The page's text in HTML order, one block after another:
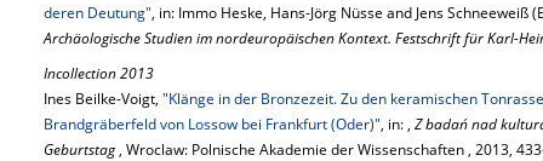
deren Deutung", in: Immo Heske, Hans-Jörg Nüsse and Jens Schneeweiß
Archäologische Studien im nordeuropäischen Kontext. Festschrift für Karl-
Incollection 2013
Ines Beilke-Voigt, "Klänge in der Bronzezeit. Zu den keramischen
Brandgräberfeld von Lossow bei Frankfurt (Oder)", in: , Z badań nad
Geburtstag, Wroclaw: Polnische Akademie der Wissenschaften , 2013,